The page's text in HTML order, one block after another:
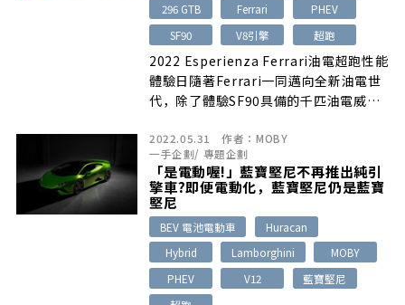
296 GTB Ferrari
PHEV
SF90
V8引擎 超跑
2022 Esperienza Ferrari油電超跑性能
體驗日隨著Ferrari一同邁向全新油電世
代，除了體驗SF90具備的千匹油電威
2022.05.31 作者： MOBY
一手企劃/ 專題企劃
「是電動喔!」藍寶堅尼不再推出純引
擎車?即便電動化，藍寶堅尼仍是藍寶
堅尼
BEV 電池電動車
Huracan
Hybrid
Lamborghini
MOBY
PHEV
V12
藍寶堅尼